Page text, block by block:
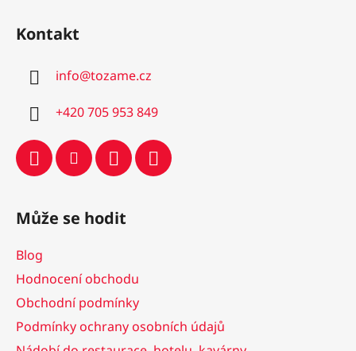
Kontakt
info@tozame.cz
+420 705 953 849
Může se hodit
Blog
Hodnocení obchodu
Obchodní podmínky
Podmínky ochrany osobních údajů